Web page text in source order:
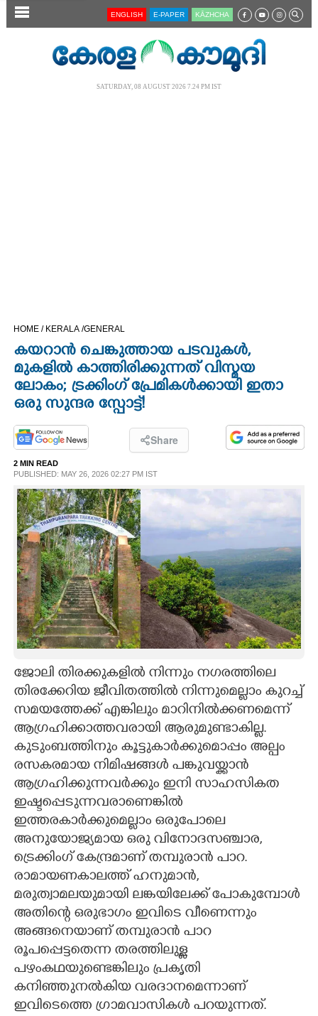
SECTIONS
CINEMA
OPINION
PHOTOS
SPIRITUAL
INFO+
ART
ASTRO
ZOOM
CONTACT US
ENGLISH E-PAPER KĀZHCHA
SATURDAY, 08 AUGUST 2026 7.24 PM IST
HOME / KERALA /GENERAL
കയറാൻ ചെങ്കുത്തായ പടവുകൾ,
മുകളിൽ കാത്തിരിക്കുന്നത് വിസ്മയ
ലോകം; ട്രക്കിംഗ് പ്രേമികൾക്കായി ഇതാ
ഒരു സുന്ദര സ്പോട്ട്!
Share
2 MIN READ
PUBLISHED: MAY 26, 2026 02:27 PM IST
ജോലി തിരക്കുകളിൽ നിന്നും നഗരത്തിലെ
തിരക്കേറിയ ജീവിതത്തിൽ നിന്നുമെല്ലാം കുറച്ച്
സമയത്തേക്ക് എങ്കിലും മാറിനിൽക്കണമെന്ന്
ആഗ്രഹിക്കാത്തവരായി ആരുമുണ്ടാകില്ല.
കുടുംബത്തിനും കൂട്ടുകാർക്കുമൊപ്പം അല്പം
രസകരമായ നിമിഷങ്ങൾ പങ്കുവയ്ക്കാൻ
ആഗ്രഹിക്കുന്നവർക്കും ഇനി സാഹസികത
ഇഷ്ടപ്പെടുന്നവരാണെങ്കിൽ
ഇത്തരകാർക്കുമെല്ലാം ഒരുപോലെ
അനുയോജ്യമായ ഒരു വിനോദസഞ്ചാര,
ട്രെക്കിംഗ് കേന്ദ്രമാണ് തമ്പുരാൻ പാറ.
രാമായണകാലത്ത് ഹനുമാൻ,
മരുത്വാമലയുമായി ലങ്കയിലേക്ക് പോകുമ്പോൾ
അതിന്റെ ഒരുഭാഗം ഇവിടെ വീണെന്നും
അങ്ങനെയാണ് തമ്പുരാൻ പാറ
രൂപപ്പെട്ടതെന്ന തരത്തിലുള്ള
പഴംകഥയുണ്ടെങ്കിലും പ്രകൃതി
കനിഞ്ഞുനൽകിയ വരദാനമെന്നാണ്
ഇവിടെത്തെ ഗ്രാമവാസികൾ പറയുന്നത്.